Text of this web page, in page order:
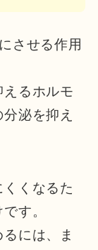
させる作用
るホルモ
泌を抑え
くなるた
す。
には、ま